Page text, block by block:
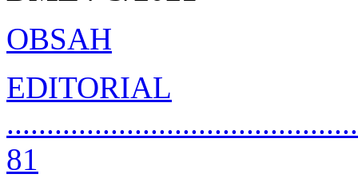
OBSAH
EDITORIAL
81